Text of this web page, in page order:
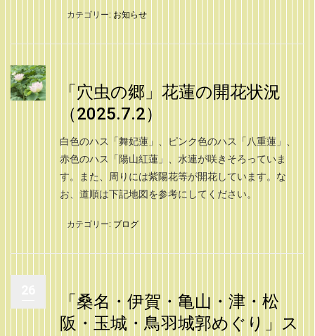
カテゴリー: お知らせ
「穴虫の郷」花蓮の開花状況
（2025.7.2）
白色のハス「舞妃蓮」、ピンク色のハス「八重蓮」、
赤色のハス「陽山紅蓮」、水連が咲きそろっていま
す。また、周りには紫陽花等が開花しています。な
お、道順は下記地図を参考にしてください。
カテゴリー: ブログ
「桑名・伊賀・亀山・津・松
阪・玉城・鳥羽城郭めぐり」ス